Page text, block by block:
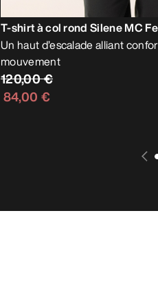
T-shirt à col rond Silene MC
Un haut d’escalade alliant
mouvement
120,00 €
84,00 €